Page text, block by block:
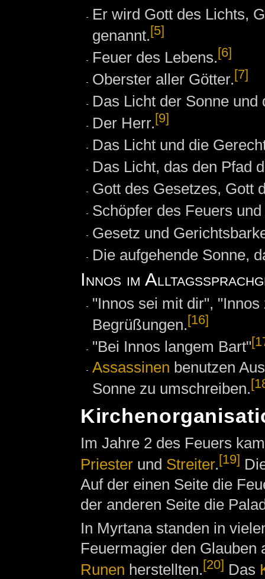
Er wird Gott des Lichts,
genannt.[5]
Feuer des Lebens. [6]
Oberster aller Götter. [7]
Das Licht der Sonne
Der Herr. [9]
Das Licht und die
Das Licht, das den Pfad
Gott des Gesetzes, Gott
Schöpfer des Feuers
Gesetz und
Die aufgehende Sonne,
Innos im
"Innos sei mit dir",
Begrüßungen.[16]
"Bei Innos langem Bart"
Assassinen benutzen
Sonne zu umschreiben.
Im Jahre 2 des Feuers
Priesterund Streiter.[19]
Auf der einen Seite die
der anderen Seite die
In Myrtana standen in
Feuermagier den Glauben
Runen herstellten.[20] Das